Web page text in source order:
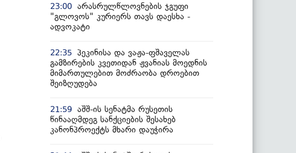
23:00 არასრულწლოვნების ჯგუფი
"გლოვოს" კურიერს თავს დაესხა -
ადვოკატი
22:35 პეკინისა და ვაჟა-ფშაველას
გამზირების კვეთიდან ჟვანიას მოედნის
მიმართულებით მოძრაობა დროებით
შეიზღუდება
21:59 აშშ-ის სენატმა რუსეთის
წინააღმდეგ სანქციების შესახებ
კანონპროექტს მხარი დაუჭირა